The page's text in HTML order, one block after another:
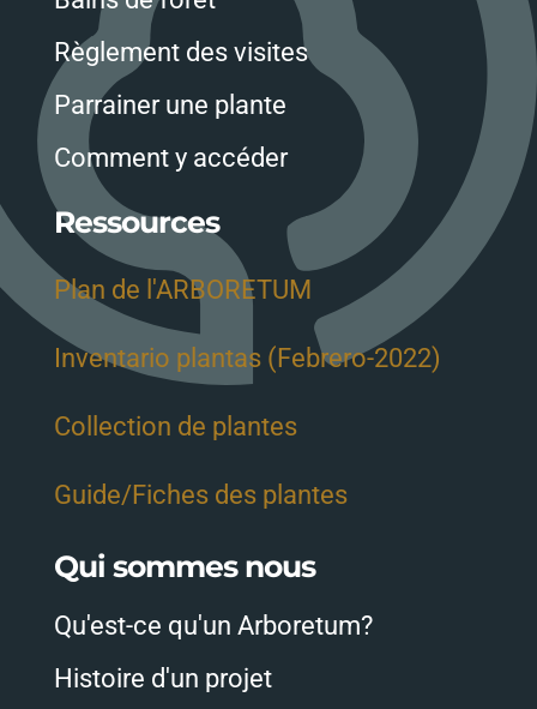
Règlement des visites
Parrainer une plante
Comment y accéder
Ressources
Plan de l'ARBORETUM
Inventario plantas (Febrero-2022)
Collection de plantes
Guide/Fiches des plantes
Qui sommes nous
Qu'est-ce qu'un Arboretum?
Histoire d'un projet